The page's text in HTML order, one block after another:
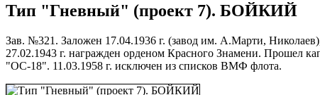
Тип "Гневный" (проект 7). БОЙКИЙ
Зав. №321. Заложен 17.04.1936 г. (завод им. А.Марти,
27.02.1943 г. награжден орденом Красного Знамени. Прошел
"ОС-18". 11.03.1958 г. исключен из списков ВМФ флота.